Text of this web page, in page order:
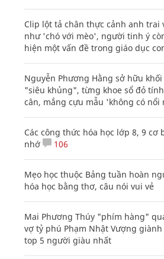
Clip lột tả chân thực cảnh anh trai
như 'chó với mèo', người tinh ý
hiện một vấn đề trong giáo dục
Nguyễn Phương Hằng sở hữu
"siêu khủng", từng khoe sổ đỏ
cân, mắng cựu mẫu 'không có nổi
Các công thức hóa học lớp 8, 9 cơ
nhớ
106
Mẹo học thuộc Bảng tuần hoàn
hóa học bằng thơ, câu nói vui vẻ
Mai Phương Thúy "phím hàng"
vợ tỷ phú Phạm Nhật Vượng
top 5 người giàu nhất